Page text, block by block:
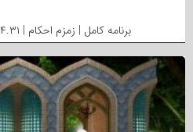
برنامه کامل | زمزم احکام | ۱۴۰۵.۴.۳۱ | استاد ابراهیمی